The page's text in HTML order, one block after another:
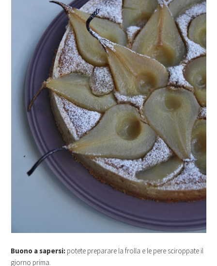
Buono a sapersi: potete preparare la frolla e le pere sciroppate il
giorno prima.